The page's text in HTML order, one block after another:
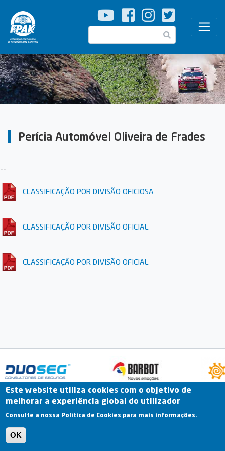
Passar
para
o
Pesquisar
Perícia Automóvel Oliveira de Frades
--
CLASSIFICAÇÃO POR DIVISÃO OFICIOSA
CLASSIFICAÇÃO POR DIVISÃO OFICIAL
CLASSIFICAÇÃO POR DIVISÃO OFICIAL
Previous
Fale Connosco Portal Online Arquivo
Termos e Condições | Política de Privacidade |
Este website utiliza cookies com o objetivo de
melhorar a experiência global do utilizador
Consulte a nossa Política de Cookies para mais informações.
OK